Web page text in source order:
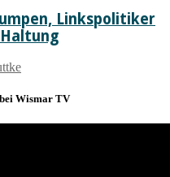
Linkspolitiker
Wismar TV